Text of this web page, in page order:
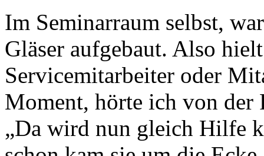
Im Seminarraum selbst,
Gläser aufgebaut. Also
Servicemitarbeiter oder
Moment, hörte ich von der
„Da wird nun gleich Hilfe